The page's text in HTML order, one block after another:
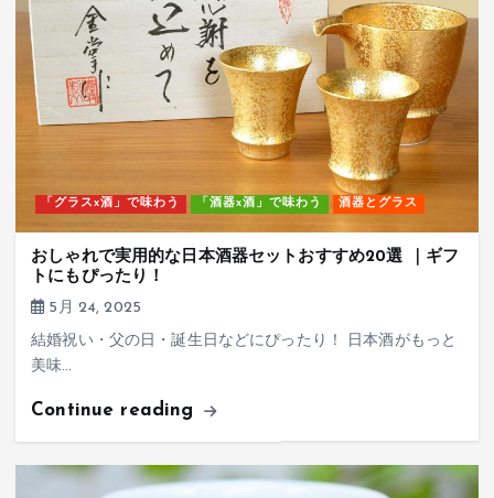
「グラスx酒」で味わう 「酒器x酒」で味わう 酒器とグラス
おしゃれで実用的な日本酒器セットおすすめ20選 ｜ギフ
トにもぴったり！
5月 24, 2025
結婚祝い・父の日・誕生日などにぴったり！ 日本酒がもっと
美味…
Continue reading